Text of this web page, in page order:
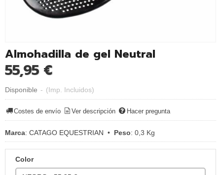
Almohadilla de gel Neutral
55,95 €
Disponible - (Imp. Incluidos)
Costes de envío Ver descripción Hacer pregunta
Marca: CATAGO EQUESTRIAN • Peso: 0,3 Kg
Color